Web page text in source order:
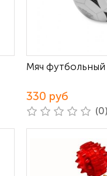
Мяч
330 руб